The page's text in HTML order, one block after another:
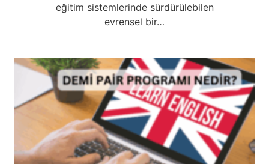
eğitim sistemlerinde sürdürülebilen
evrensel bir…